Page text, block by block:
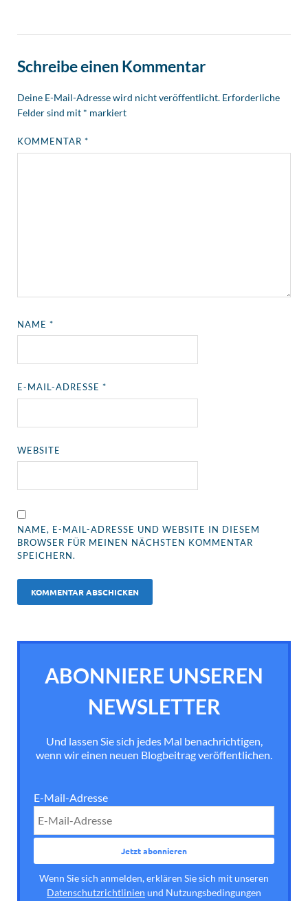
Schreibe einen Kommentar
Deine E-Mail-Adresse wird nicht veröffentlicht. Erforderliche
Felder sind mit * markiert
KOMMENTAR*
NAME*
E-MAIL-ADRESSE*
WEBSITE
NAME, E-MAIL-ADRESSE UND WEBSITE IN DIESEM
BROWSER FÜR MEINEN NÄCHSTEN KOMMENTAR
SPEICHERN.
ABONNIERE UNSEREN
NEWSLETTER
Und lassen Sie sich jedes Mal benachrichtigen,
wenn wir einen neuen Blogbeitrag veröffentlichen.
E-Mail-Adresse
Wenn Sie sich anmelden, erklären Sie sich mit unseren
Datenschutzrichtlinien und Nutzungsbedingungen